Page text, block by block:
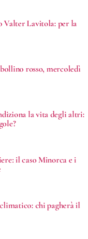
Valter Lavitola: per la
rosso, mercoledì
la vita degli altri:
il caso Minorca e i
chi pagherà il